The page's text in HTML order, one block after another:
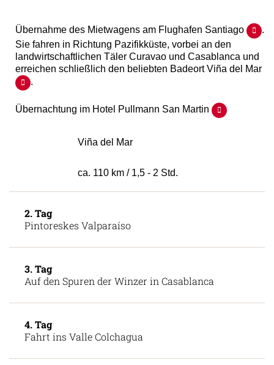
Übernahme des Mietwagens am Flughafen Santiago
.
Sie fahren in Richtung Pazifikküste, vorbei an den
landwirtschaftlichen Täler Curavao und Casablanca und
erreichen schließlich den beliebten Badeort Viña del Mar
.
Übernachtung im Hotel Pullmann San Martin
Viña del Mar
ca. 110 km / 1,5 - 2 Std.
2. Tag
Pintoreskes Valparaíso
3. Tag
Auf den Spuren der Winzer in Casablanca
4. Tag
Fahrt ins Valle Colchagua